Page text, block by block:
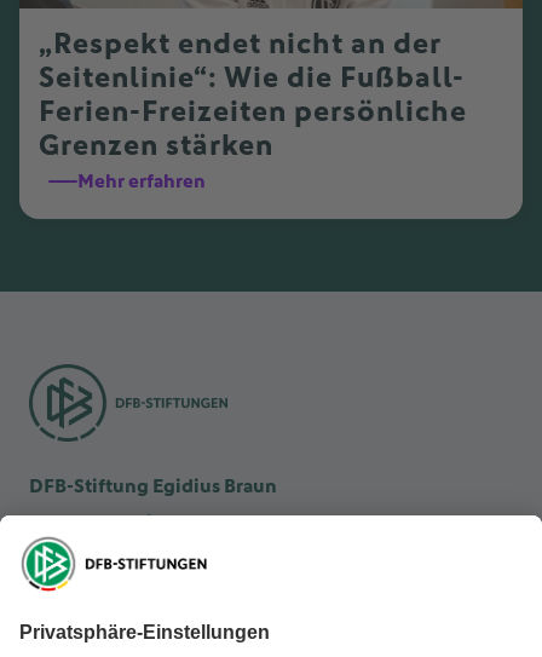
„Respekt endet nicht an der
Seitenlinie“: Wie die Fußball-
Ferien-Freizeiten persönliche
Grenzen stärken
Mehr erfahren
DFB-Stiftung Egidius Braun
DFB-Stiftung Sepp Herberger